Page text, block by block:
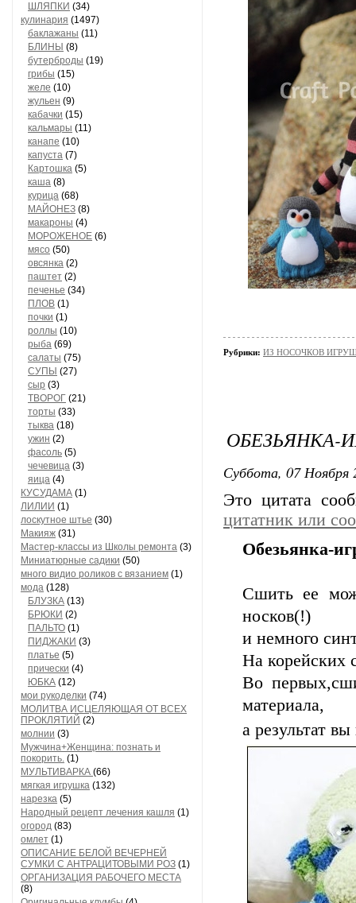
ШЛЯПКИ (34)
кулинария (1497)
баклажаны (11)
БЛИНЫ (8)
бутерброды (19)
грибы (15)
желе (10)
жульен (9)
кабачки (15)
кальмары (11)
канапе (10)
капуста (7)
Картошка (5)
каша (8)
курица (68)
МАЙОНЕЗ (8)
макароны (4)
МОРОЖЕНОЕ (6)
мясо (50)
овсянка (2)
паштет (2)
печенье (34)
ПЛОВ (1)
почки (1)
роллы (10)
рыба (69)
салаты (75)
СУПЫ (27)
сыр (3)
ТВОРОГ (21)
торты (33)
тыква (18)
ужин (2)
фасоль (5)
чечевица (3)
яица (4)
КУСУДАМА (1)
ЛИЛИИ (1)
лоскутное штье (30)
Макияж (31)
Мастер-классы из Школы ремонта (3)
Миниатюрные садики (50)
много видио роликов с вязанием (1)
мода (128)
БЛУЗКА (13)
БРЮКИ (2)
ПАЛЬТО (1)
ПИДЖАКИ (3)
платье (5)
прически (4)
ЮБКА (12)
мои рукоделки (74)
МОЛИТВА ИСЦЕЛЯЮЩАЯ ОТ ВСЕХ
ПРОКЛЯТИЙ (2)
молнии (3)
Мужчина+Женщина: познать и
покорить. (1)
МУЛЬТИВАРКА (66)
мягкая игрушка (132)
нарезка (5)
Народный рецепт лечения кашля (1)
огород (83)
омлет (1)
ОПИСАНИЕ БЕЛОЙ ВЕЧЕРНЕЙ
СУМКИ С АНТРАЦИТОВЫМИ РОЗ (1)
ОРГАНИЗАЦИЯ РАБОЧЕГО МЕСТА
(8)
Рубрики: ИЗ НОСОЧКОВ
ОБЕЗЬЯНКА-
Суббота, 07 Ноября
Это цитата
цитатник или
Обезьянка-
Сшить ее
носков(!)
и немного
На корейских
Во
материала,
а результат